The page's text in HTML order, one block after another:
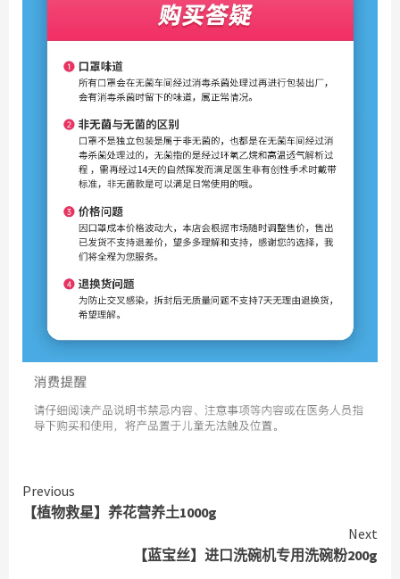
Continue
Reading
Previous
【植物救星】养花营养土1000g
Next
【蓝宝丝】进口洗碗机专用洗碗粉200g